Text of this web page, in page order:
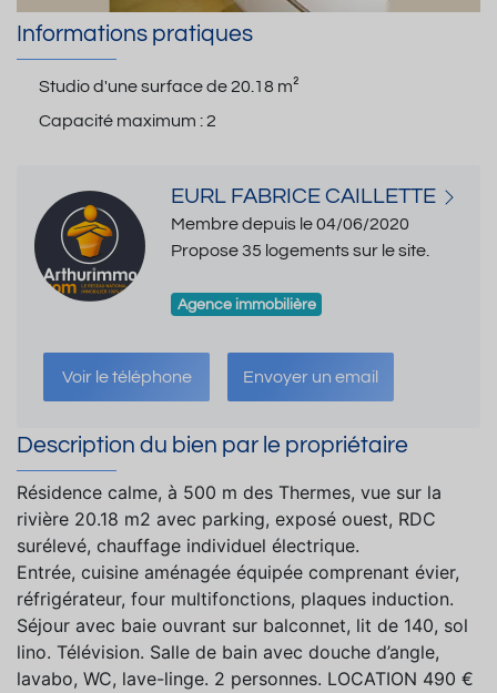
Informations pratiques
Studio d'une surface de20.18 m²
Capacité maximum :2
EURL FABRICE CAILLETTE
Membre depuis le 04/06/2020
Propose 35 logements sur le site.
Agence immobilière
Voir le téléphone Envoyer un email
Description du bien par le propriétaire
Résidence calme, à 500 m des Thermes, vue sur la
rivière 20.18 m2 avec parking, exposé ouest, RDC
surélevé, chauffage individuel électrique.
Entrée, cuisine aménagée équipée comprenant évier,
réfrigérateur, four multifonctions, plaques induction.
Séjour avec baie ouvrant sur balconnet, lit de 140, sol
lino. Télévision. Salle de bain avec douche d’angle,
lavabo, WC, lave-linge. 2 personnes. LOCATION 490 €